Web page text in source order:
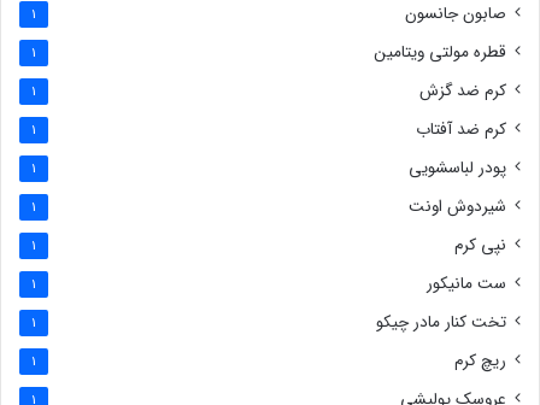
صابون جانسون 1
قطره مولتی ویتامین 1
کرم ضد گزش 1
کرم ضد آفتاب 1
پودر لباسشویی 1
شیردوش اونت 1
نپی کرم 1
ست مانیکور 1
تخت کنار مادر چیکو 1
ریچ کرم 1
عروسک پولیشی 1